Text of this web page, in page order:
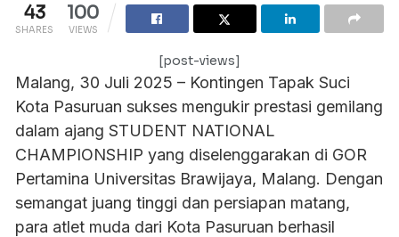
43
SHARES
100
VIEWS
[post-views]
Malang, 30 Juli 2025 – Kontingen Tapak Suci
Kota Pasuruan sukses mengukir prestasi gemilang
dalam ajang STUDENT NATIONAL
CHAMPIONSHIP yang diselenggarakan di GOR
Pertamina Universitas Brawijaya, Malang. Dengan
semangat juang tinggi dan persiapan matang,
para atlet muda dari Kota Pasuruan berhasil